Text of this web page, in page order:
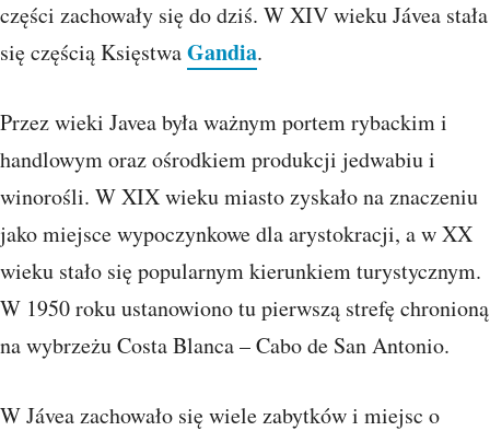
części zachowały się do dziś. W XIV wieku Jávea stała
się częścią KsięstwaGandia.
Przez wieki Javea była ważnym portem rybackim i
handlowym oraz ośrodkiem produkcji jedwabiu i
winorośli. W XIX wieku miasto zyskało na znaczeniu
jako miejsce wypoczynkowe dla arystokracji, a w XX
wieku stało się popularnym kierunkiem turystycznym.
W 1950 roku ustanowiono tu pierwszą strefę chronioną
na wybrzeżu Costa Blanca – Cabo de San Antonio.
W Jávea zachowało się wiele zabytków i miejsc o